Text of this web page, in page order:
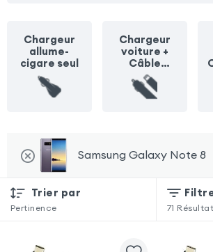
Chargeur
allume-
cigare seul
Chargeur
voiture +
Câble
Lightning
Samsung Galaxy Note 8
Trier par
Pertinence 71